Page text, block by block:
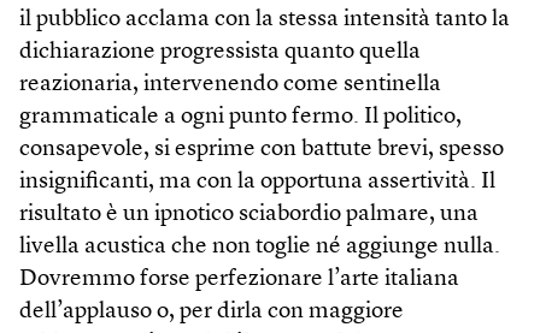
il pubblico acclama con la stessa intensità tanto la
dichiarazione progressista quanto quella
reazionaria, intervenendo come sentinella
grammaticale a ogni punto fermo. Il politico,
consapevole, si esprime con battute brevi, spesso
insignificanti, ma con la opportuna assertività. Il
risultato è un ipnotico sciabordio palmare, una
livella acustica che non toglie né aggiunge nulla.
Dovremmo forse perfezionare l’arte italiana
dell’applauso o, per dirla con maggiore